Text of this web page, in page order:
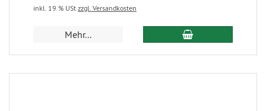
inkl. 19 % USt zzgl. Versandkosten
Mehr...